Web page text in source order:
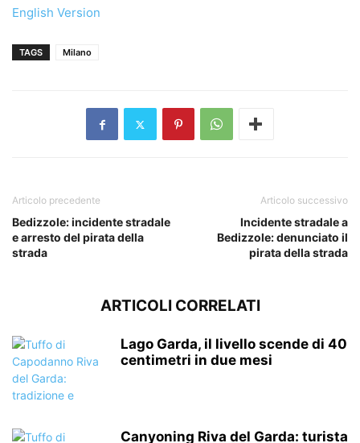
English Version
TAGS Milano
Articolo precedente
Bedizzole: incidente stradale
e arresto del pirata della
strada
Articolo successivo
Incidente stradale a
Bedizzole: denunciato il
pirata della strada
ARTICOLI CORRELATI
Lago Garda, il livello scende di 40
centimetri in due mesi
Canyoning Riva del Garda: turista